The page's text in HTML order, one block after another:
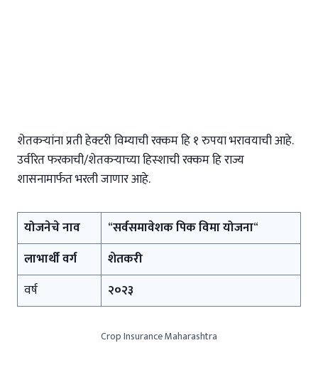
शेतकऱ्यांना प्रती हेक्टरी विम्याची रक्कम हि १ रुपया भरावयाची आहे.
उर्वरित फरकाची/शेतकऱ्याच्या हिस्शाची रक्कम हि राज्य
शासनामार्फत भरली जाणार आहे.
योजनेचे नाव “सर्वसमावेशक पिक विमा योजना“
लाभार्थी वर्ग
शेतकरी
वर्ष
२०२३
Crop Insurance Maharashtra